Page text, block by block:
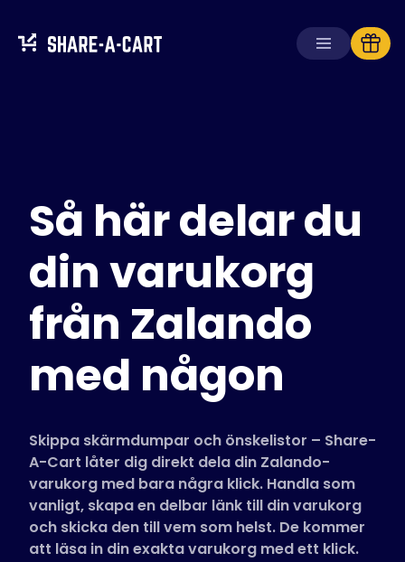
Lösningar
För konsumenter
För företag
SkaffaPlus+
Logga in
Vanliga frågor
Guider
Svenska (Swedish)
Så här delar du
din varukorg
från Zalando
med någon
Skippa skärmdumpar och önskelistor – Share-
A-Cart låter dig direkt dela din Zalando-
varukorg med bara några klick. Handla som
vanligt, skapa en delbar länk till din varukorg
och skicka den till vem som helst. De kommer
att läsa in din exakta varukorg med ett klick.